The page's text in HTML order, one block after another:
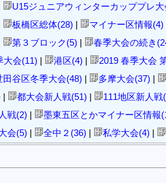
U15ジュニアウィンターカッププレ
板橋区総体(28) | マイナー区情報(4)
第３ブロック(5) | 春季大会の続き
大会(11) | 港区(4) | 2019 春季大会
田谷区冬季大会(48) | 多摩大会(37) |
| 都大会新人戦(51) | 111地区新人戦
戦(2) | 墨東五区とかマイナー区情報
会(5) | 全中２(36) | 私学大会(4) |